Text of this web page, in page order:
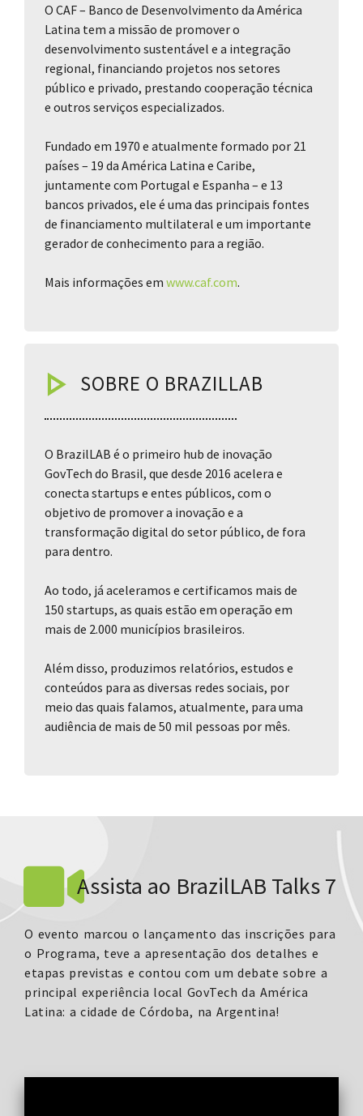
O CAF – Banco de Desenvolvimento da América
Latina tem a missão de promover o
desenvolvimento sustentável e a integração
regional, financiando projetos nos setores
público e privado, prestando cooperação técnica
e outros serviços especializados.
Fundado em 1970 e atualmente formado por 21
países – 19 da América Latina e Caribe,
juntamente com Portugal e Espanha – e 13
bancos privados, ele é uma das principais fontes
de financiamento multilateral e um importante
gerador de conhecimento para a região.
Mais informações em www.caf.com.
SOBRE O BRAZILLAB
O BrazilLAB é o primeiro hub de inovação
GovTech do Brasil, que desde 2016 acelera e
conecta startups e entes públicos, com o
objetivo de promover a inovação e a
transformação digital do setor público, de fora
para dentro.
Ao todo, já aceleramos e certificamos mais de
150 startups, as quais estão em operação em
mais de 2.000 municípios brasileiros.
Além disso, produzimos relatórios, estudos e
conteúdos para as diversas redes sociais, por
meio das quais falamos, atualmente, para uma
audiência de mais de 50 mil pessoas por mês.
Assista ao BrazilLAB Talks 7
O evento marcou o lançamento das inscrições para
o Programa, teve a apresentação dos detalhes e
etapas previstas e contou com um debate sobre a
principal experiência local GovTech da América
Latina: a cidade de Córdoba, na Argentina!